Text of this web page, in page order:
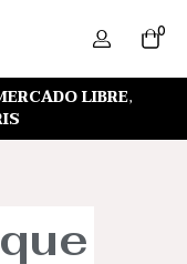
0
LIBRE,
que